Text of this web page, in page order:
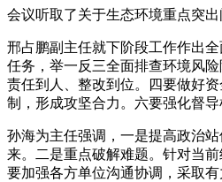
会议听取了关于生态环境重点突
邢占鹏副主任就下阶段工作作出
任务，举一反三全面排查环境风
责任到人、整改到位。四要做好
制，形成攻坚合力。六要强化督
孙海为主任强调，一是提高政治
来。二是重点破解难题。针对当
要加强各方单位沟通协调，采取